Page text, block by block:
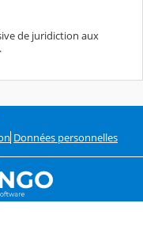
de juridiction aux
Données personnelles